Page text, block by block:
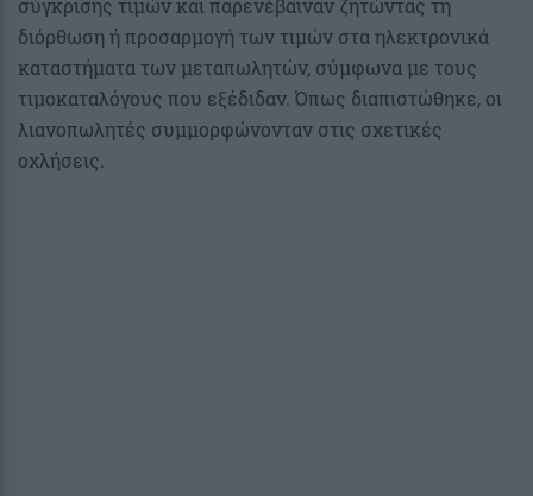
σύγκρισης τιμών και παρενέβαιναν ζητώντας τη
διόρθωση ή προσαρμογή των τιμών στα ηλεκτρονικά
καταστήματα των μεταπωλητών, σύμφωνα με τους
τιμοκαταλόγους που εξέδιδαν. Όπως διαπιστώθηκε, οι
λιανοπωλητές συμμορφώνονταν στις σχετικές
οχλήσεις.